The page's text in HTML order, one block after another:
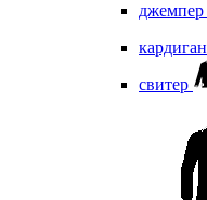
джемпер
кардиган
свитер